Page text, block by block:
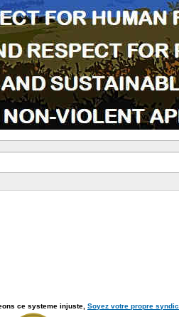
ce systeme injuste, Soyez votre propre syndic